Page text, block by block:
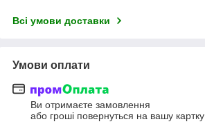
Всі умови доставки
Умови оплати
Ви отримаєте замовлення
або гроші повернуться на вашу картку